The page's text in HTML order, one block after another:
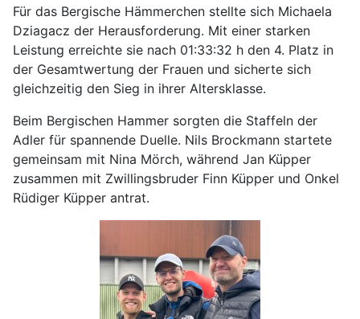
Für das Bergische Hämmerchen stellte sich Michaela
Dziagacz der Herausforderung. Mit einer starken
Leistung erreichte sie nach 01:33:32 h den 4. Platz in
der Gesamtwertung der Frauen und sicherte sich
gleichzeitig den Sieg in ihrer Altersklasse.
Beim Bergischen Hammer sorgten die Staffeln der
Adler für spannende Duelle. Nils Brockmann startete
gemeinsam mit Nina Mörch, während Jan Küpper
zusammen mit Zwillingsbruder Finn Küpper und Onkel
Rüdiger Küpper antrat.